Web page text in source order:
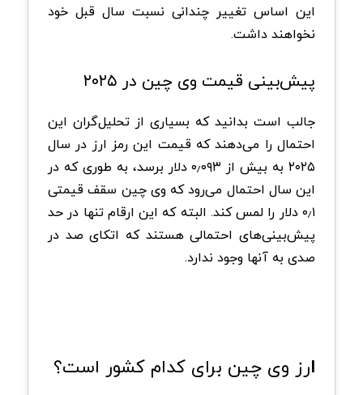
این اساس تغییر چندانی نسبت سال قبل خود
نخواهند داشت.
پیش‌بینی قیمت وی چین در ۲۰۲۵
جالب است بدانید که بسیاری از تحلیل‌گران این
احتمال را می‌دهند که قیمت این رمز ارز در سال
۲۰۲۵ به بیش از ۰٫۰۹۳ دلار برسد، به طوری که در
این سال احتمال می‌رود که وی چین سقف قیمتی
۰٫۱ دلار را لمس کند. البته که این ارقام تنها در حد
پیش‌بینی‌های احتمالی هستند که اتکای صد در
صدی به آنها وجود ندارد.
ارز وی چین برای کدام کشور است؟